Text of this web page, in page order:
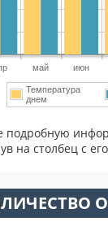
май июн
Температура
днем
на столбец с